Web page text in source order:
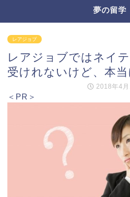
夢の留学
レアジョブ
レアジョブではネイ
受けれないけど、本
2018年4月
＜PR＞